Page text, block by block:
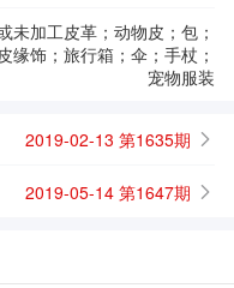
未加工皮革；动物皮；包；
缘饰；旅行箱；伞；手杖；
宠物服装
2019-02-13 第1635期
2019-05-14 第1647期